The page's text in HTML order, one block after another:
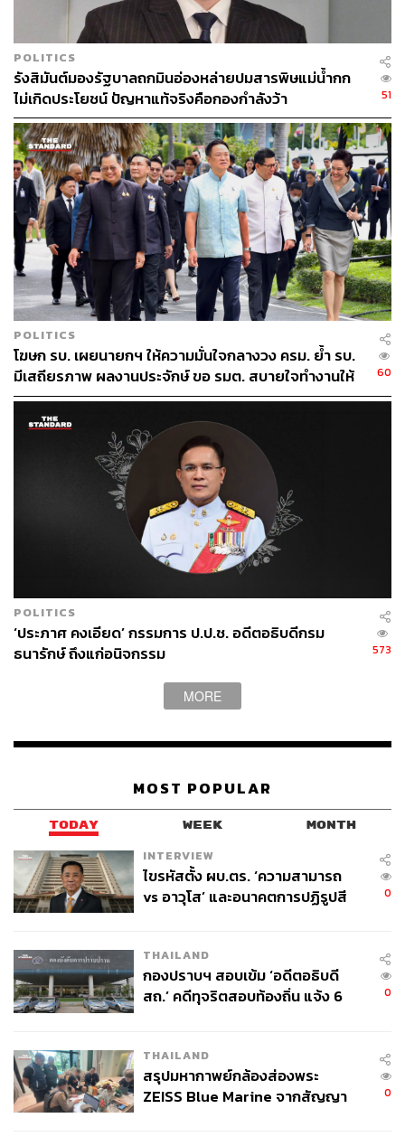
สมเด็จพระเจ้าลูกเธอ เจ้าฟ้าพัชรกิติยาภา นเรนทิรา
มงคล สุระสัจจะ
ศิโรจน์ แพทย์พันธุ์
รัฐสภา
ABOUT THE AUTHOR
POLITICS
รังสิมันต์มองรัฐบาลถกมินอ่องหล่ายปมสารพิษแม่น้ำกก
ไม่เกิดประโยชน์ ปัญหาแท้จริงคือกองกำลังว้า
51
POLITICS
โฆษก รบ. เผยนายกฯ ให้ความมั่นใจกลางวง ครม. ย้ำ รบ.
มีเสถียรภาพ ผลงานประจักษ์ ขอ รมต. สบายใจทำงานให้
เต็มที่ อย่าหวั่นไหวคำถามยุยง
60
POLITICS
‘ประภาศ คงเอียด’ กรรมการ ป.ป.ช. อดีตอธิบดีกรม
ธนารักษ์ ถึงแก่อนิจกรรม
573
MORE
MOST POPULAR
TODAY WEEK MONTH
INTERVIEW
ไขรหัสตั้ง ผบ.ตร. ‘ความสามารถ
vs อาวุโส’ และอนาคตการปฏิรูปสี
0
THAILAND
กองปราบฯ สอบเข้ม ‘อดีตอธิบดี
สถ.’ คดีทุจริตสอบท้องถิ่น แจ้ง 6
0
THAILAND
สรุปมหากาพย์กล้องส่องพระ
ZEISS Blue Marine จากสัญญา
0